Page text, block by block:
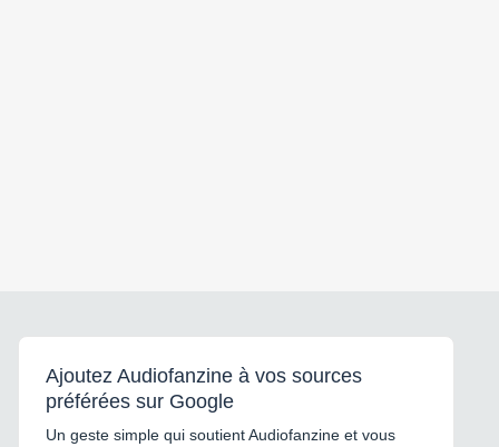
Ajoutez Audiofanzine à vos sources
préférées sur Google
Un geste simple qui soutient Audiofanzine et vous